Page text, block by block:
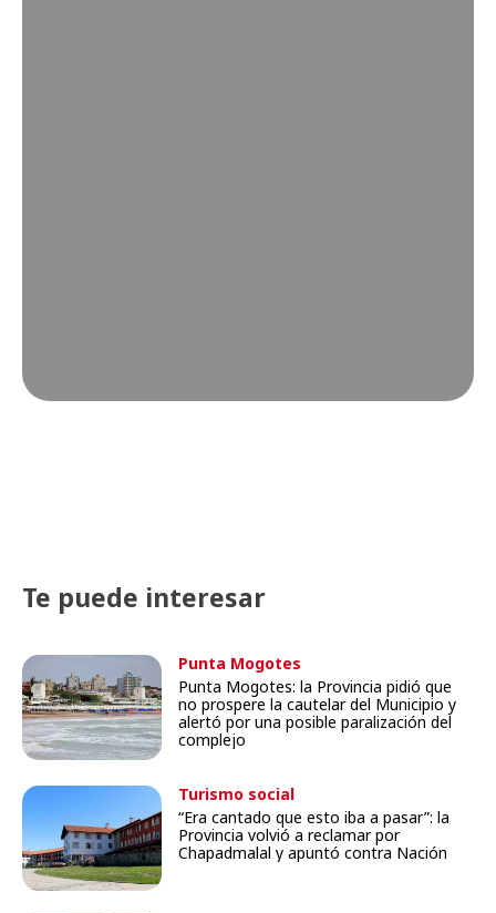
Te puede interesar
Punta Mogotes
Punta Mogotes: la Provincia pidió que
no prospere la cautelar del Municipio y
alertó por una posible paralización del
complejo
Turismo social
“Era cantado que esto iba a pasar”: la
Provincia volvió a reclamar por
Chapadmalal y apuntó contra Nación